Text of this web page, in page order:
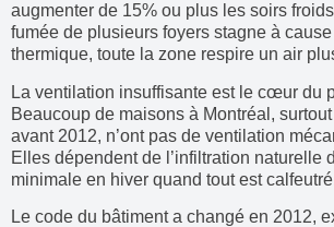
augmenter de 15% ou plus les soirs
fumée de plusieurs foyers stagne à
thermique, toute la zone respire un air
La ventilation insuffisante est le cœur du
Beaucoup de maisons à Montréal,
avant 2012, n’ont pas de ventilation
Elles dépendent de l’infiltration naturelle
minimale en hiver quand tout est
Le code du bâtiment a changé en 2012,